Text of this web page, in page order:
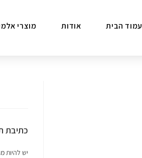
עמוד הבית אודות מוצרי
כתיבת
יש להיות